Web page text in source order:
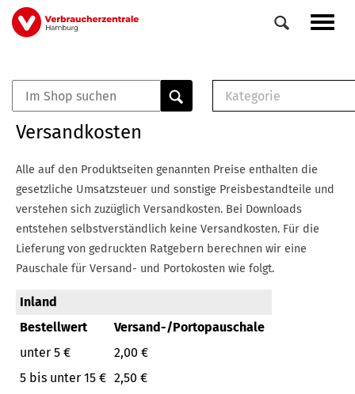
Direkt
zum
Veranstaltungen
0
Kategorie
E-Broschüre
Checklisten (PDF)
Broschüre
Buch
Versandkosten
Alle auf den Produktseiten genannten Preise enthalten die
gesetzliche Umsatzsteuer und sonstige Preisbestandteile und
verstehen sich zuzüglich Versandkosten. Bei Downloads
entstehen selbstverständlich keine Versandkosten. Für die
Lieferung von gedruckten Ratgebern berechnen wir eine
Pauschale für Versand- und Portokosten wie folgt.
Inland
Bestellwert
Versand-/Portopauschale
unter 5 €
2,00 €
5 bis unter 15 € 2,50 €